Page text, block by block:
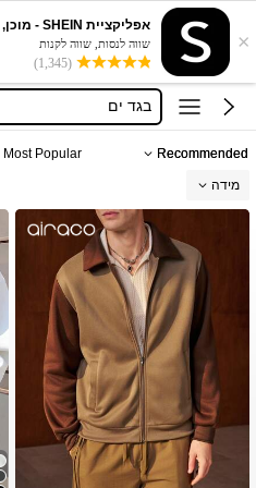
×
אפליקציית SHEIN - מוכן, הכן, סטייל!
שווה לנסות, שווה לקנות
(1,345)
סקוישים
anewsta שמלות
בגד ים
סקוישים
anewsta שמלות
Recommended
Most Popular
מידה